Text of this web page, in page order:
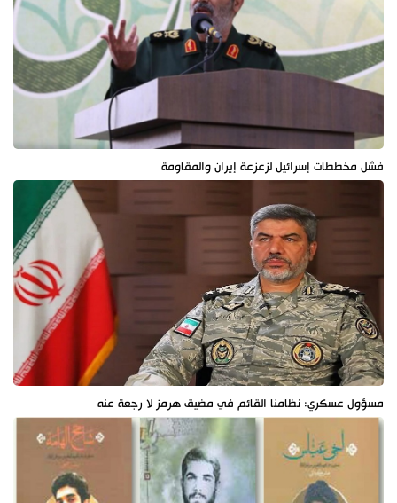
فشل مخططات إسرائيل لزعزعة إيران والمقاومة
مسؤول عسكري: نظامنا القائم في مضيق هرمز لا رجعة عنه